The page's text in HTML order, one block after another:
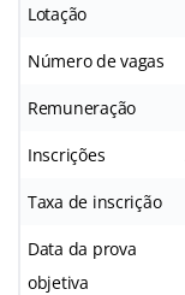
Lotação
Número de vagas
Remuneração
Inscrições
Taxa de inscrição
Data da prova
objetiva